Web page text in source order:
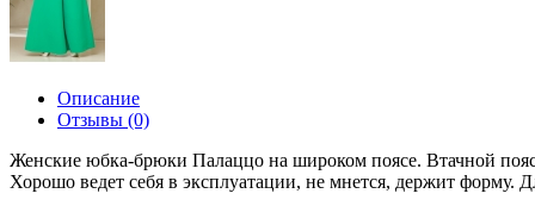
Описание
Отзывы (0)
Женские юбка-брюки Палаццо на широком поясе. Втачной
Хорошо ведет себя в эксплуатации, не мнется, держит форму.